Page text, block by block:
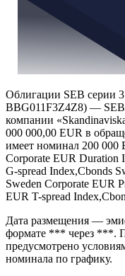
Облигации SEB серии
BBG011F3Z4Z8) —
компании
000 000,00 EUR в
имеет номинал 200 000
Corporate EUR Duration
G-spread Index,Cbonds
Sweden Corporate EUR
EUR T-spread
Дата размещения —
формате *** через ***.
предусмотрено
номинала по графику.